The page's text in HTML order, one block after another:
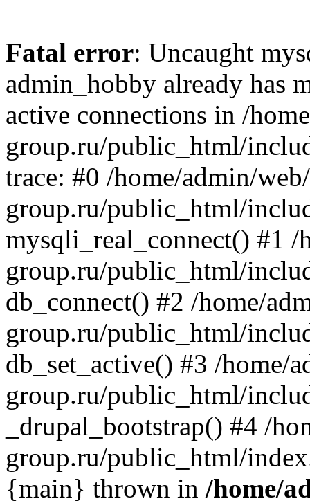
Fatal error: Uncaught
admin_hobby already has
active connections in /
group.ru/public_html/
trace: #0 /home/admin/
group.ru/public_html/
mysqli_real_connect() #1
group.ru/public_html/
db_connect() #2 /home/
group.ru/public_html/
db_set_active() #3 /home/
group.ru/public_html/
_drupal_bootstrap() #4 /
group.ru/public_html/
{main} thrown in /home/